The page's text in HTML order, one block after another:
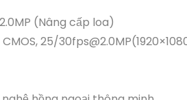
(Nâng cấp loa)
25/